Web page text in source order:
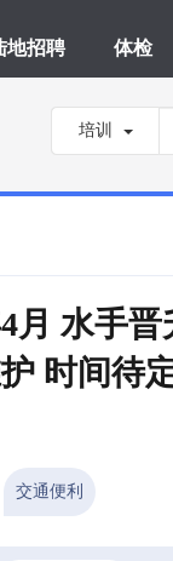
地招聘 体检
培训
月 水手
时间待
交通便利